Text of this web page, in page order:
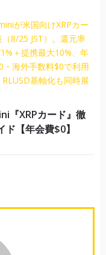
『XRPカード』徹
ド【年会費$0】